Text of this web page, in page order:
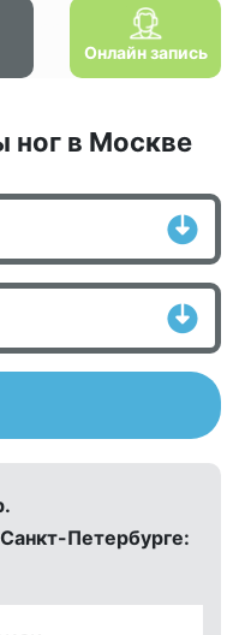
Онлайн запись
ног в Москве
Петербурге: